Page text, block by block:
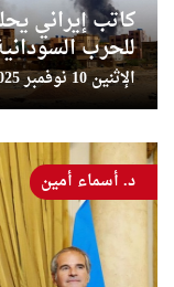
كاتب إيراني
للحرب
الإثنين 10 نوفمبر 2025 - 13:28:31
د. أسماء أمين